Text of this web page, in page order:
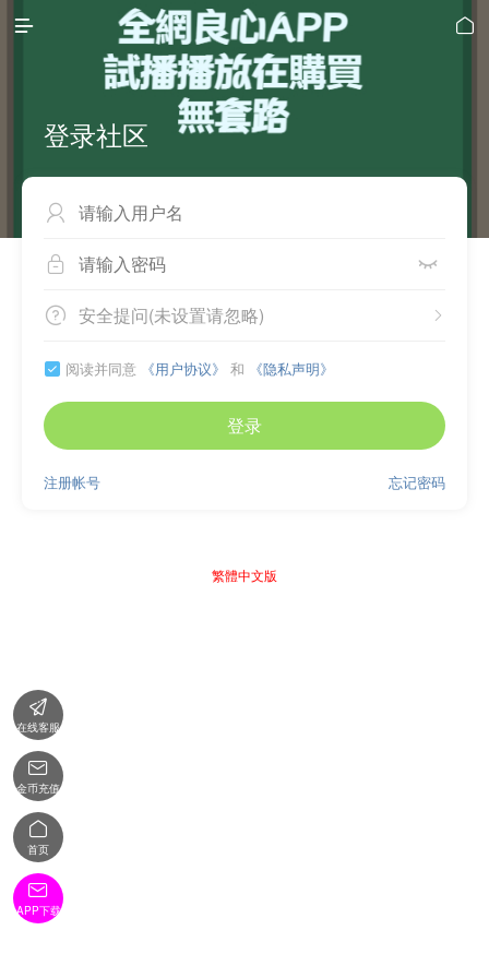
 
登录社区

 
 
安全提问(未设置请忽略)
 阅读并同意 《用户协议》 和 《隐私声明》
登录
忘记密码
注册帐号
繁體中文版

在线客服

金币充值

首页

APP下载